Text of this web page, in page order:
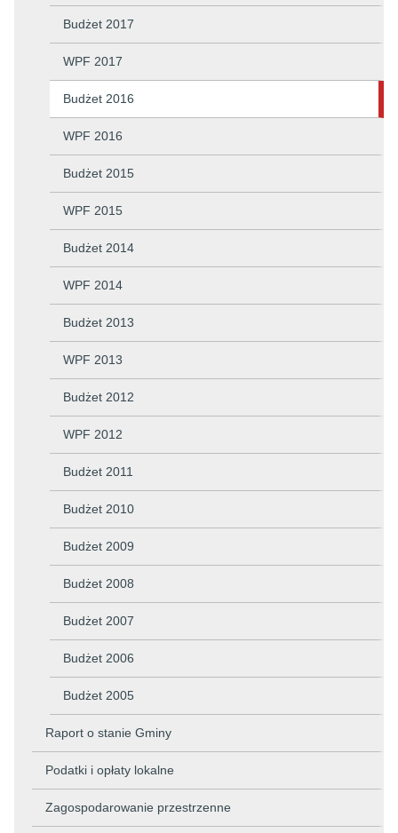
Budżet 2017
WPF 2017
Budżet 2016
WPF 2016
Budżet 2015
WPF 2015
Budżet 2014
WPF 2014
Budżet 2013
WPF 2013
Budżet 2012
WPF 2012
Budżet 2011
Budżet 2010
Budżet 2009
Budżet 2008
Budżet 2007
Budżet 2006
Budżet 2005
Raport o stanie Gminy
Podatki i opłaty lokalne
Zagospodarowanie przestrzenne